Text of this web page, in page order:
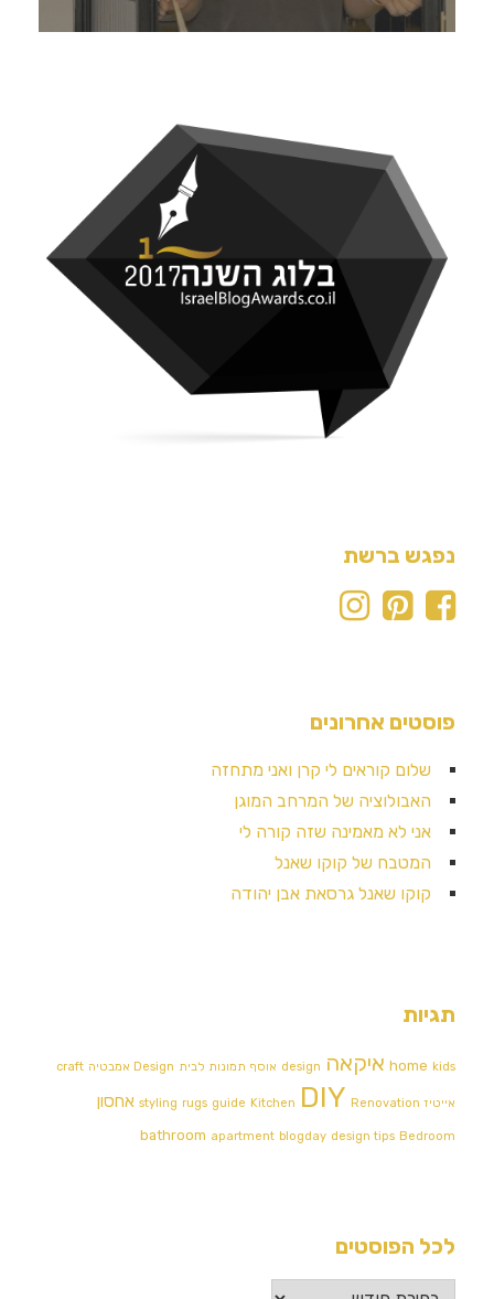
נפגש ברשת
פוסטים אחרונים
שלום קוראים לי קרן ואני מתחזה
האבולוציה של המרחב המוגן
אני לא מאמינה שזה קורה לי
המטבח של קוקו שאנל
קוקו שאנל גרסאת אבן יהודה
תגיות
home kids איקאה design אוסף תמונות לבית Design אמבטיה craft
אייטיז styling rugs guide Kitchen DIY Renovation אחסון
bathroom apartment blogday design tips Bedroom
לכל הפוסטים
לכל